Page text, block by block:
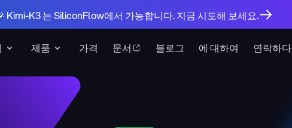
제품 가격 문서 블로그 에 대하여 연락하다
Kimi-K3 는 SiliconFlow에서 가능합니다. 지금 시도해 보세요.